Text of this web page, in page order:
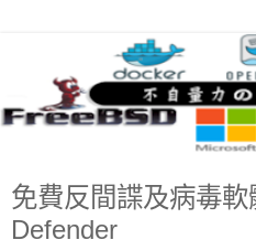
免費反間諜及病毒
Defender